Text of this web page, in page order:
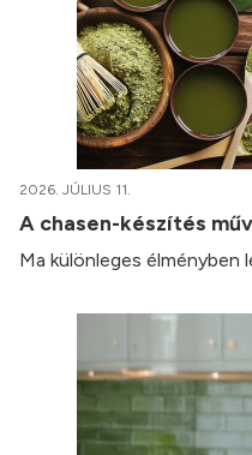
2026. JÚLIUS 11.
A chasen-készítés
Ma különleges élményben